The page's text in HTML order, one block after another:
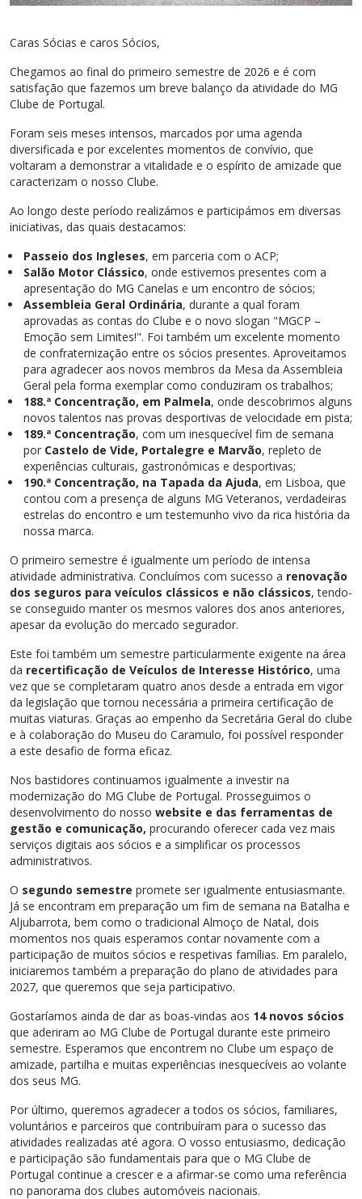
Caras Sócias e caros Sócios,
Chegamos ao final do primeiro semestre de 2026 e é com
satisfação que fazemos um breve balanço da atividade do MG
Clube de Portugal.
Foram seis meses intensos, marcados por uma agenda
diversificada e por excelentes momentos de convívio, que
voltaram a demonstrar a vitalidade e o espírito de amizade que
caracterizam o nosso Clube.
Ao longo deste período realizámos e participámos em diversas
iniciativas, das quais destacamos:
Passeio dos Ingleses, em parceria com o ACP;
Salão Motor Clássico, onde estivemos presentes com a
apresentação do MG Canelas e um encontro de sócios;
Assembleia Geral Ordinária, durante a qual foram
aprovadas as contas do Clube e o novo slogan "MGCP –
Emoção sem Limites!". Foi também um excelente momento
de confraternização entre os sócios presentes. Aproveitamos
para agradecer aos novos membros da Mesa da Assembleia
Geral pela forma exemplar como conduziram os trabalhos;
188.ª Concentração, em Palmela, onde descobrimos alguns
novos talentos nas provas desportivas de velocidade em pista;
189.ª Concentração, com um inesquecível fim de semana
por Castelo de Vide, Portalegre e Marvão, repleto de
experiências culturais, gastronómicas e desportivas;
190.ª Concentração, na Tapada da Ajuda, em Lisboa, que
contou com a presença de alguns MG Veteranos, verdadeiras
estrelas do encontro e um testemunho vivo da rica história da
nossa marca.
O primeiro semestre é igualmente um período de intensa
atividade administrativa. Concluímos com sucesso a renovação
dos seguros para veículos clássicos e não clássicos, tendo-
se conseguido manter os mesmos valores dos anos anteriores,
apesar da evolução do mercado segurador.
Este foi também um semestre particularmente exigente na área
da recertificação de Veículos de Interesse Histórico, uma
vez que se completaram quatro anos desde a entrada em vigor
da legislação que tornou necessária a primeira certificação de
muitas viaturas. Graças ao empenho da Secretária Geral do clube
e à colaboração do Museu do Caramulo, foi possível responder
a este desafio de forma eficaz.
Nos bastidores continuamos igualmente a investir na
modernização do MG Clube de Portugal. Prosseguimos o
desenvolvimento do nosso website e das ferramentas de
gestão e comunicação, procurando oferecer cada vez mais
serviços digitais aos sócios e a simplificar os processos
administrativos.
O segundo semestre promete ser igualmente entusiasmante.
Já se encontram em preparação um fim de semana na Batalha e
Aljubarrota, bem como o tradicional Almoço de Natal, dois
momentos nos quais esperamos contar novamente com a
participação de muitos sócios e respetivas famílias. Em paralelo,
iniciaremos também a preparação do plano de atividades para
2027, que queremos que seja participativo.
Gostaríamos ainda de dar as boas-vindas aos 14 novos sócios
que aderiram ao MG Clube de Portugal durante este primeiro
semestre. Esperamos que encontrem no Clube um espaço de
amizade, partilha e muitas experiências inesquecíveis ao volante
dos seus MG.
Por último, queremos agradecer a todos os sócios, familiares,
voluntários e parceiros que contribuíram para o sucesso das
atividades realizadas até agora. O vosso entusiasmo, dedicação
e participação são fundamentais para que o MG Clube de
Portugal continue a crescer e a afirmar-se como uma referência
no panorama dos clubes automóveis nacionais.